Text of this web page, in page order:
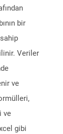
bir
Veriler
ve
ve
gibi